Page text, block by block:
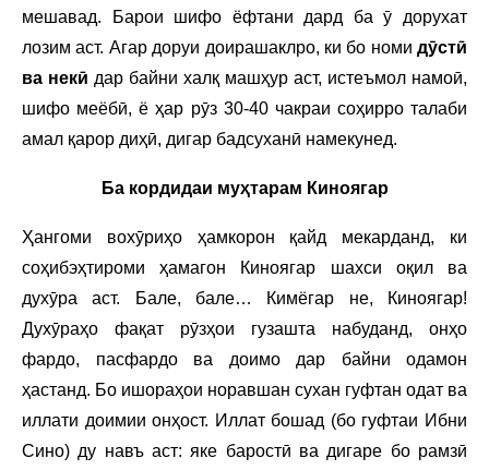
мешавад. Барои шифо ёфтани дард ба ӯ дорухат
лозим аст. Агар доруи доирашаклро, ки бо номи дӯстӣ
ва некӣ дар байни халқ машҳур аст, истеъмол намоӣ,
шифо меёбӣ, ё ҳар рӯз 30-40 чакраи соҳирро талаби
амал қарор диҳӣ, дигар бадсуханӣ намекунед.
Ба кордидаи муҳтарам Киноягар
Ҳангоми вохӯриҳо ҳамкорон қайд мекарданд, ки
соҳибэҳтироми ҳамагон Киноягар шахси оқил ва
духӯра аст. Бале, бале… Кимёгар не, Киноягар!
Духӯраҳо фақат рӯзҳои гузашта набуданд, онҳо
фардо, пасфардо ва доимо дар байни одамон
ҳастанд. Бо ишораҳои норавшан сухан гуфтан одат ва
иллати доимии онҳост. Иллат бошад (бо гуфтаи Ибни
Сино) ду навъ аст: яке баростӣ ва дигаре бо рамзӣ